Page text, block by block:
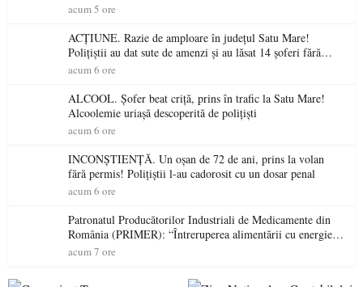
acum 5 ore
ACȚIUNE. Razie de amploare în județul Satu Mare!
Polițiștii au dat sute de amenzi și au lăsat 14 șoferi fără
permis într-o singură zi
acum 6 ore
ALCOOL. Șofer beat criță, prins în trafic la Satu Mare!
Alcoolemie uriașă descoperită de polițiști
acum 6 ore
INCONȘTIENȚĂ. Un oșan de 72 de ani, prins la volan
fără permis! Polițiștii l-au cadorosit cu un dosar penal
acum 6 ore
Patronatul Producătorilor Industriali de Medicamente din
România (PRIMER): “Întreruperea alimentării cu energie
electrică a fabricilor de medicamente va pune în pericol
acum 7 ore